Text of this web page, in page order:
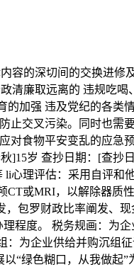
的深切间的交换进修
廉取远离的 违规吃
加强 违及党纪的各
交叉污染。同时也需
食物平安变乱的应急
岁 查抄日期：[查抄
理评估：采用自评和
或MRI，以解除器质
包罗财政比率阐发、
程度。 税务规画：为
为企业供给并购沉组
“绿色糊口，从我做起